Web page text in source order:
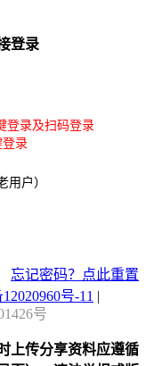
登录
登录及扫码登录
登录
用户）
忘记密码？点此重置
号-11 |
号
上传分享资料应遵循